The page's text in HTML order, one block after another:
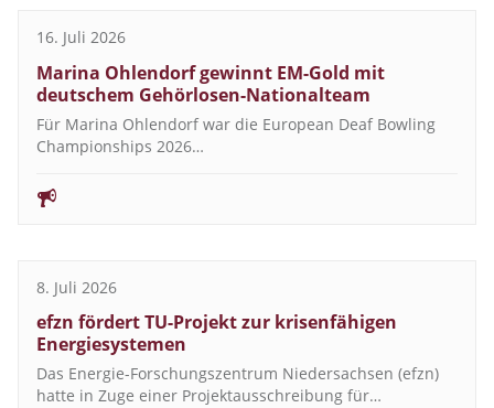
16. Juli 2026
Marina Ohlendorf gewinnt EM-Gold mit
deutschem Gehörlosen-Nationalteam
Für Marina Ohlendorf war die European Deaf Bowling
Championships 2026…
8. Juli 2026
efzn fördert TU-Projekt zur krisenfähigen
Energiesystemen
Das Energie-Forschungszentrum Niedersachsen (efzn)
hatte in Zuge einer Projektausschreibung für…